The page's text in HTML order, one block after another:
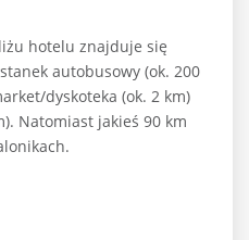
hotelu znajduje się
autobusowy (ok. 200
dyskoteka (ok. 2 km)
Natomiast jakieś 90 km